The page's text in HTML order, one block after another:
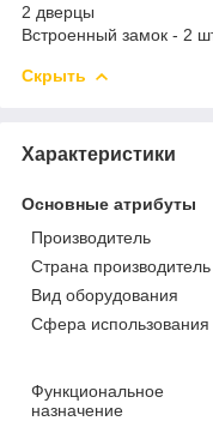
2 дверцы
Встроенный замок - 2
Скрыть
Характеристики
Основные атрибуты
Производитель
Страна производитель
Вид оборудования
Сфера использования
Функциональное
назначение